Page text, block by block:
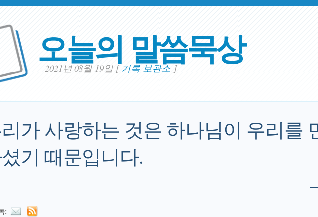
오늘의 말씀묵상
2021년 08월 19일 [기록 보관소]
가 사랑하는 것은 하나님이 우리를
기 때문입니다.
: